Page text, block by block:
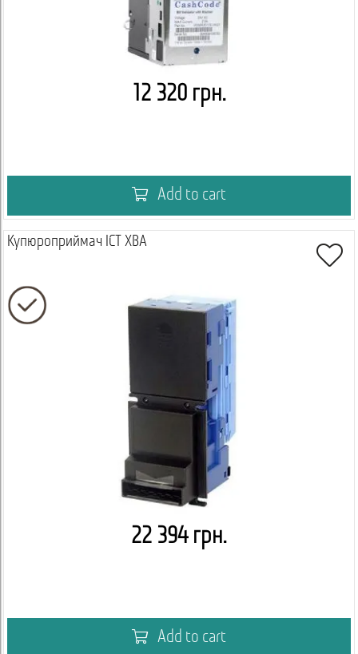
12 320 грн.
Add to cart
Купюроприймач ICT XBA
22 394 грн.
Add to cart